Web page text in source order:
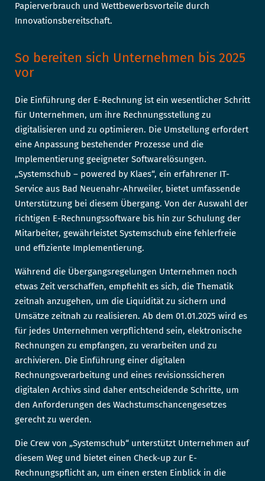
Papierverbrauch und Wettbewerbsvorteile durch
Innovationsbereitschaft.
So bereiten sich Unternehmen bis 2025
vor
Die Einführung der E-Rechnung ist ein wesentlicher Schritt
für Unternehmen, um ihre Rechnungsstellung zu
digitalisieren und zu optimieren. Die Umstellung erfordert
eine Anpassung bestehender Prozesse und die
Implementierung geeigneter Softwarelösungen.
„Systemschub – powered by Klaes“, ein erfahrener IT-
Service aus Bad Neuenahr-Ahrweiler, bietet umfassende
Unterstützung bei diesem Übergang. Von der Auswahl der
richtigen E-Rechnungssoftware bis hin zur Schulung der
Mitarbeiter, gewährleistet Systemschub eine fehlerfreie
und effiziente Implementierung.
Während die Übergangsregelungen Unternehmen noch
etwas Zeit verschaffen, empfiehlt es sich, die Thematik
zeitnah anzugehen, um die Liquidität zu sichern und
Umsätze zeitnah zu realisieren. Ab dem 01.01.2025 wird es
für jedes Unternehmen verpflichtend sein, elektronische
Rechnungen zu empfangen, zu verarbeiten und zu
archivieren. Die Einführung einer digitalen
Rechnungsverarbeitung und eines revisionssicheren
digitalen Archivs sind daher entscheidende Schritte, um
den Anforderungen des Wachstumschancengesetzes
gerecht zu werden.
Die Crew von „Systemschub“ unterstützt Unternehmen auf
diesem Weg und bietet einen Check-up zur E-
Rechnungspflicht an, um einen ersten Einblick in die